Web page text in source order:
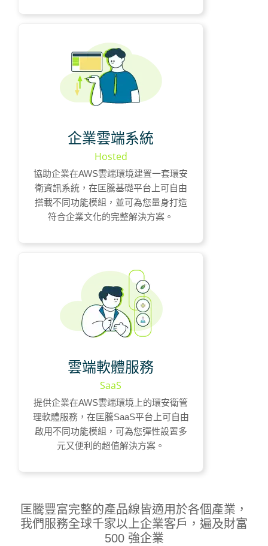
企業雲端系統
Hosted
協助企業在AWS雲端環境建置一套環安
衛資訊系統，在匡騰基礎平台上可自由
搭載不同功能模組，並可為您量身打造
符合企業文化的完整解決方案。
企業獨立系統平台
AWS雲端安全服務
免廠內系統安裝
客製化功能設計
適合擁抱雲端技術的企業
一次建置/可分期
雲端軟體服務
SaaS
提供企業在AWS雲端環境上的環安衛管
理軟體服務，在匡騰SaaS平台上可自由
啟用不同功能模組，可為您彈性設置多
元又便利的超值解決方案。
企業獨立資料庫
AWS雲端安全服務
免廠內系統安裝
快速啟用方便操作
適合享受雲端服務的企業
短期訂閱/月租收費
匡騰豐富完整的產品線皆適用於各個產業，
我們服務全球千家以上企業客戶，遍及財富
500 強企業